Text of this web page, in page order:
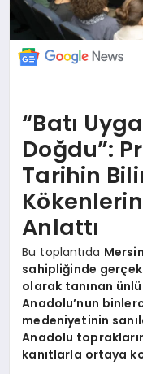
“Batı
Doğdu”:
Tarihin
Anlattı
Bu toplantıda
sahipliğinde
olarak tanınan
Anadolu’nun
medeniyetinin
Anadolu
kanıtlarla ortaya